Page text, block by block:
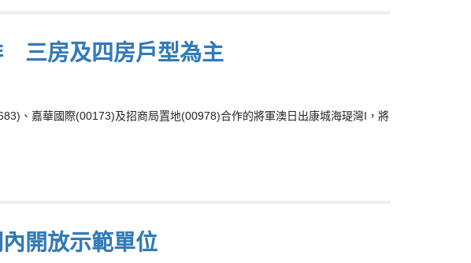
三房及四房戶型為主
、嘉華國際(00173)及招商局置地(00978)合作的將軍澳日出康城海瑅灣I，將
開放示範單位